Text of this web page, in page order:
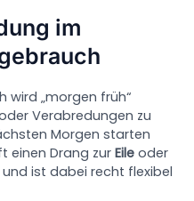
im
wird „morgen früh“
Verabredungen zu
Morgen starten
einen Drang zurEile oder
ist dabei recht flexibel